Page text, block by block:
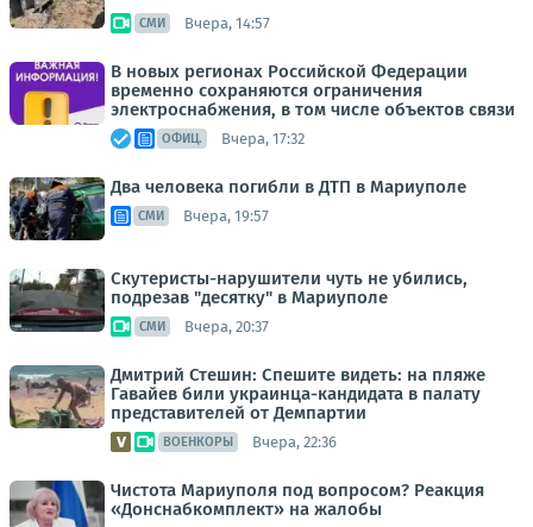
СМИ Вчера, 14:57
В новых регионах Российской Федерации
временно сохраняются ограничения
электроснабжения, в том числе объектов связи
ОФИЦ. Вчера, 17:32
Два человека погибли в ДТП в Мариуполе
СМИ Вчера, 19:57
Скутеристы-нарушители чуть не убились,
подрезав "десятку" в Мариуполе
СМИ Вчера, 20:37
Дмитрий Стешин: Спешите видеть: на пляже
Гавайев били украинца-кандидата в палату
представителей от Демпартии
ВОЕНКОРЫ Вчера, 22:36
Чистота Мариуполя под вопросом? Реакция
«Донснабкомплект» на жалобы